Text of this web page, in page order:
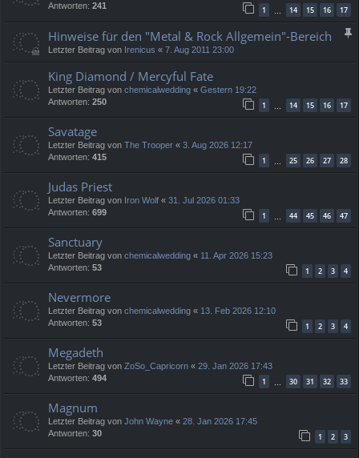
Antworten: 241 1 14 15 16 17
Hinweise für den "Metal & Rock Allgemein"-Bereich
Letzter Beitrag von Irenicus « 7. Aug 2011 23:00
King Diamond / Mercyful Fate
Letzter Beitrag von chemicalwedding « Gestern 19:22
Antworten: 250 1 14 15 16 17
Savatage
Letzter Beitrag von The Trooper « 3. Aug 2026 12:17
Antworten: 415 1 25 26 27 28
Judas Priest
Letzter Beitrag von Iron Wolf « 31. Jul 2026 01:33
Antworten: 699 1 44 45 46 47
Sanctuary
Letzter Beitrag von chemicalwedding « 11. Apr 2026 15:23
Antworten: 53 1 2 3 4
Nevermore
Letzter Beitrag von chemicalwedding « 13. Feb 2026 12:10
Antworten: 53 1 2 3 4
Megadeth
Letzter Beitrag von ZoSo_Capricorn « 29. Jan 2026 17:43
Antworten: 494 1 … 30 31 32 33
Magnum
Letzter Beitrag von John Wayne « 28. Jan 2026 17:45
Antworten: 30 1 2 3